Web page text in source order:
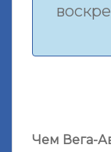
Чем Вега-